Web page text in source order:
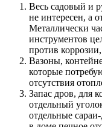
Весь садовый и
не интересен, а
Металлически
инструментов
против
Вазоны,
которые
отсутствия
Запас дров, для
отдельный
отдельные